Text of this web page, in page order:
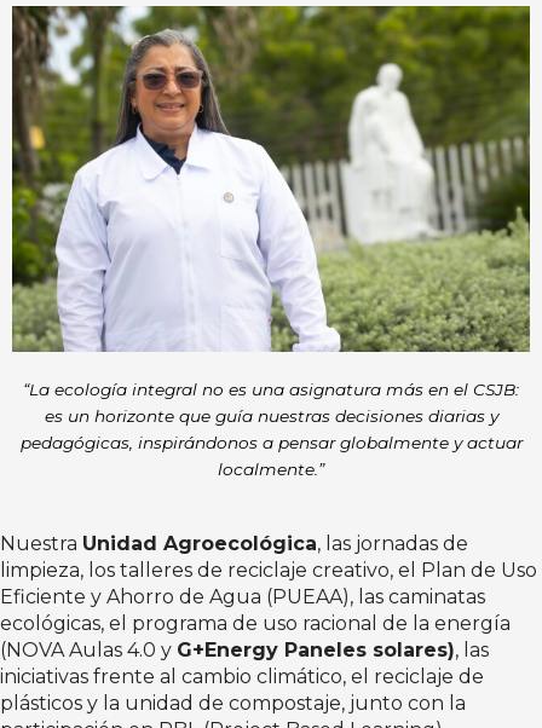
“La ecología integral no es una asignatura más en el CSJB:
es un horizonte que guía nuestras decisiones diarias y
pedagógicas, inspirándonos a pensar globalmente y actuar
localmente.”
Nuestra Unidad Agroecológica, las jornadas de
limpieza, los talleres de reciclaje creativo, el Plan de Uso
Eficiente y Ahorro de Agua (PUEAA), las caminatas
ecológicas, el programa de uso racional de la energía
(NOVA Aulas 4.0 y G+Energy Paneles solares), las
iniciativas frente al cambio climático, el reciclaje de
plásticos y la unidad de compostaje, junto con la